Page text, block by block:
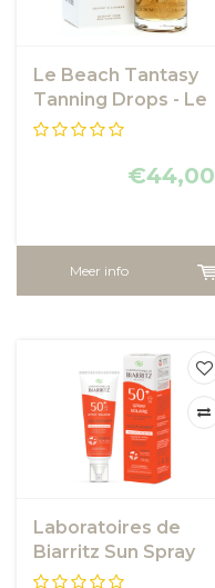
Le Beach Tantasy
Tanning Drops - Le
Beach
€44,00
Meer info
Laboratoires de
Biarritz Sun Spray
SPF50+